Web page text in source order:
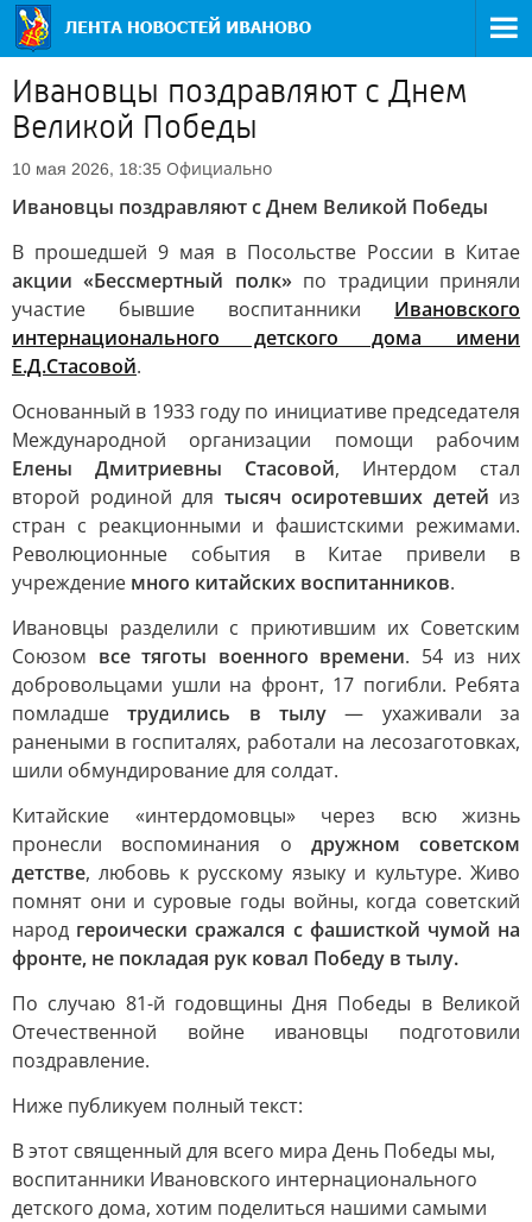
Ивановцы поздравляют с Днем
Великой Победы
10 мая 2026, 18:35 Официально
Ивановцы поздравляют с Днем Великой Победы
В прошедшей 9 мая в Посольстве России в Китае
акции «Бессмертный полк»по традиции приняли
участие бывшие воспитанники Ивановского
интернационального детского дома имени
Е.Д.Стасовой.
Основанный в 1933 году по инициативе председателя
Международной организации помощи рабочим
Елены Дмитриевны Стасовой, Интердом стал
второй родиной для тысяч осиротевших детей из
стран с реакционными и фашистскими режимами.
Революционные события в Китае привели в
учреждение много китайских воспитанников.
Ивановцы разделили с приютившим их Советским
Союзом все тяготы военного времени. 54 из них
добровольцами ушли на фронт, 17 погибли. Ребята
помладшетрудились в тылу — ухаживали за
ранеными в госпиталях, работали на лесозаготовках,
шили обмундирование для солдат.
Китайские «интердомовцы» через всю жизнь
пронесли воспоминания о дружном советском
детстве, любовь к русскому языку и культуре. Живо
помнят они и суровые годы войны, когда советский
народ героически сражался с фашисткой чумой на
фронте, не покладая рук ковал Победу в тылу.
По случаю 81-й годовщины Дня Победы в Великой
Отечественной войне ивановцы подготовили
поздравление.
Ниже публикуем полный текст:
В этот священный для всего мира День Победы мы,
воспитанники Ивановского интернационального
детского дома, хотим поделиться нашими самыми